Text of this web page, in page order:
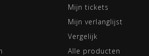
Mijn tickets
Mijn verlanglijst
Vergelijk
Alle producten